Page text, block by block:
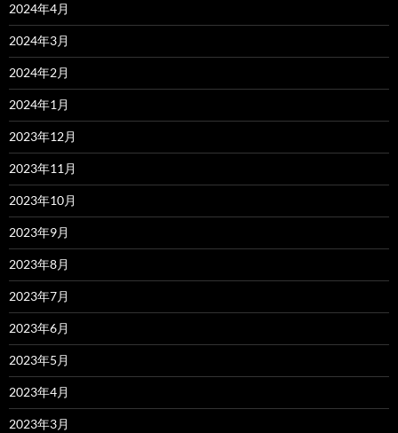
2024年4月
2024年3月
2024年2月
2024年1月
2023年12月
2023年11月
2023年10月
2023年9月
2023年8月
2023年7月
2023年6月
2023年5月
2023年4月
2023年3月